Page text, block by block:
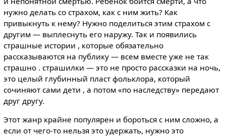
нужно делать со страхом, как с ним жить? Как
привыкнуть к нему? Нужно поделиться этим страхом с
другим — выплеснуть его наружу. Так и появились
страшные истории , которые обязательно
рассказываются на публику — всем вместе уже не так
страшно . страшилки — это не просто рассказки на ночь,
это целый глубинный пласт фольклора, который
сочиняют сами дети , а потом «по наследству» передают
друг другу.
Этот жанр крайне популярен и бороться с ним сложно, а
если от чего-то нельзя это удержать, нужно это